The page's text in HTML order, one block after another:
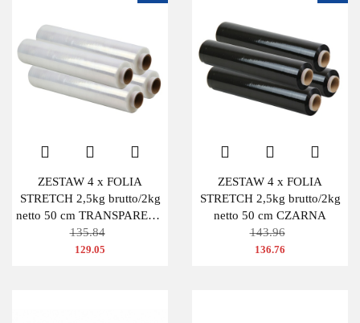
ZESTAW 4 x FOLIA
STRETCH 2,5kg brutto/2kg
netto 50 cm TRANSPARENT
BEZBARWNA
135.84
129.05
ZESTAW 4 x FOLIA
STRETCH 2,5kg brutto/2kg
netto 50 cm CZARNA
143.96
136.76